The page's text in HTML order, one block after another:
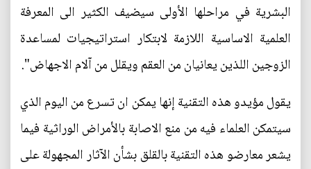
البشرية في مراحلها الأولى سيضيف الكثير الى المعرفة
العلمية الاساسية اللازمة لابتكار استراتيجيات لمساعدة
الزوجين اللذين يعانيان من العقم ويقلل من آلام الاجهاض".
يقول مؤيدو هذه التقنية إنها يمكن ان تسرع من اليوم الذي
سيتمكن العلماء فيه من منع الاصابة بالأمراض الوراثية فيما
يشعر معارضو هذه التقنية بالقلق بشأن الآثار المجهولة على